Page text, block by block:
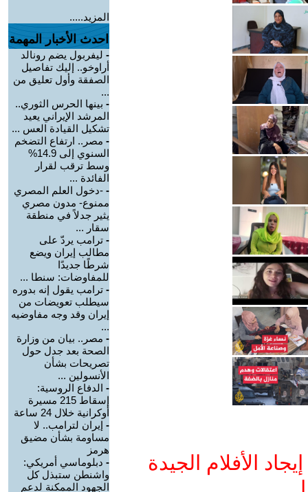
الأفلام الجيدة
المزيد.....
احدث الأخبار المهمة
- ليفربول يضم رونالد
أراوخو.. إليك تفاصيل
الصفقة وأول تعليق من
...
- بينها الحرس الثوري..
المرشد الإيراني يعيد
تشكيل القيادة العس ...
- مصر.. ارتفاع التضخم
السنوي إلى 14.9%
وسط ترقب لقرار
الفائدة ...
- -دخول العلم المصري
ممنوع- مدون مصري
يثير جدلاً في منطقة
سقار ...
- ترامب يردّ على
مطالب إيران ويضع
شرطًا جديدًا
للمفاوضات: سنطا ...
- ترامب يقول إنه بدوره
سيطلب تعويضات من
إيران وقد وجه مفاوضيه
...
- مصر.. بيان من وزارة
الصحة بعد جدل حول
تصريحات بشأن
الأنسولين ...
- الدفاع الروسية:
إسقاط 215 مسيرة
أوكرانية خلال 24 ساعة
- إيران لترامب.. لا
مساومة بشأن مضيق
هرمز
- دبلوماسي أمريكي:
واشنطن ستبذل كل
الجهود الممكنة لدعم